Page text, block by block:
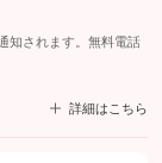
知されます。無料電話
詳細はこちら